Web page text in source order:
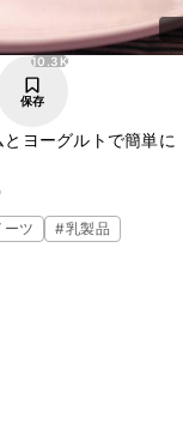
10.3K
保存
ヨーグルトで簡単に
で出来るのでとても
ます！
ーツ #乳製品